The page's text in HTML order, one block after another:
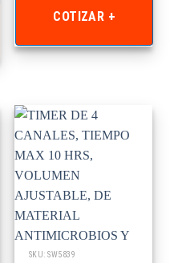
COTIZAR +
SKU: SW5839